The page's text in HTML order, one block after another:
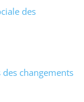
des
changements